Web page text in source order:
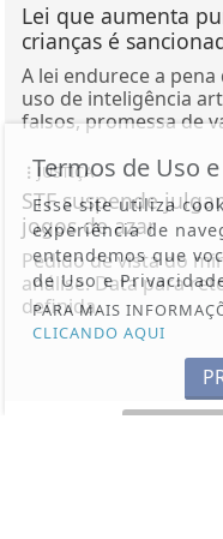
Lei que aumenta
crianças é
A lei endurece a
uso de inteligência
falsos, promessa de
JUSTIÇA
STF suspende
jogos de azar
Pedido de vista do
análise. Data para
definida.
Termos de Uso
Esse site utiliza
experiência de
entendemos que
de Uso e
PARA MAIS
CLICANDO AQUI